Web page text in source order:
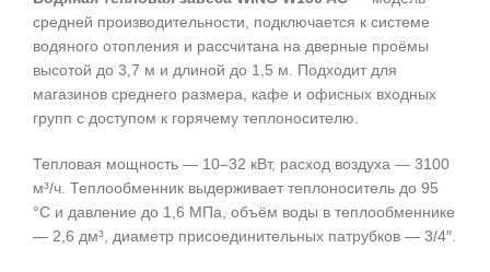
средней производительности, подключается к системе
водяного отопления и рассчитана на дверные проёмы
высотой до 3,7 м и длиной до 1,5 м. Подходит для
магазинов среднего размера, кафе и офисных входных
групп с доступом к горячему теплоносителю.
Тепловая мощность — 10–32 кВт, расход воздуха — 3100
м³/ч. Теплообменник выдерживает теплоноситель до 95
°C и давление до 1,6 МПа, объём воды в теплообменнике
— 2,6 дм³, диаметр присоединительных патрубков — 3/4″.